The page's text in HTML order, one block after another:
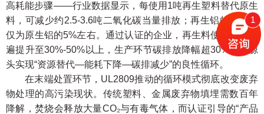
高耗能步骤——行业数据显示，每使用1吨再生塑料替代原生
料，可减少约2.5-3.6吨二氧化碳当量排放；再生铝的碳排放
仅为原生铝的5%左右。通过认证的企业，再生料使用比例普
遍提升至30%-50%以上，生产环节碳排放降幅超30%，从源
头实现“资源替代—能耗下降—碳排减少”的良性循环。
在末端处置环节，UL2809推动的循环模式彻底改变废弃
物处理的高污染现状。传统塑料、金属废弃物填埋需数百年
降解，焚烧会释放大量CO₂与有毒气体，而认证引导的“产品
1